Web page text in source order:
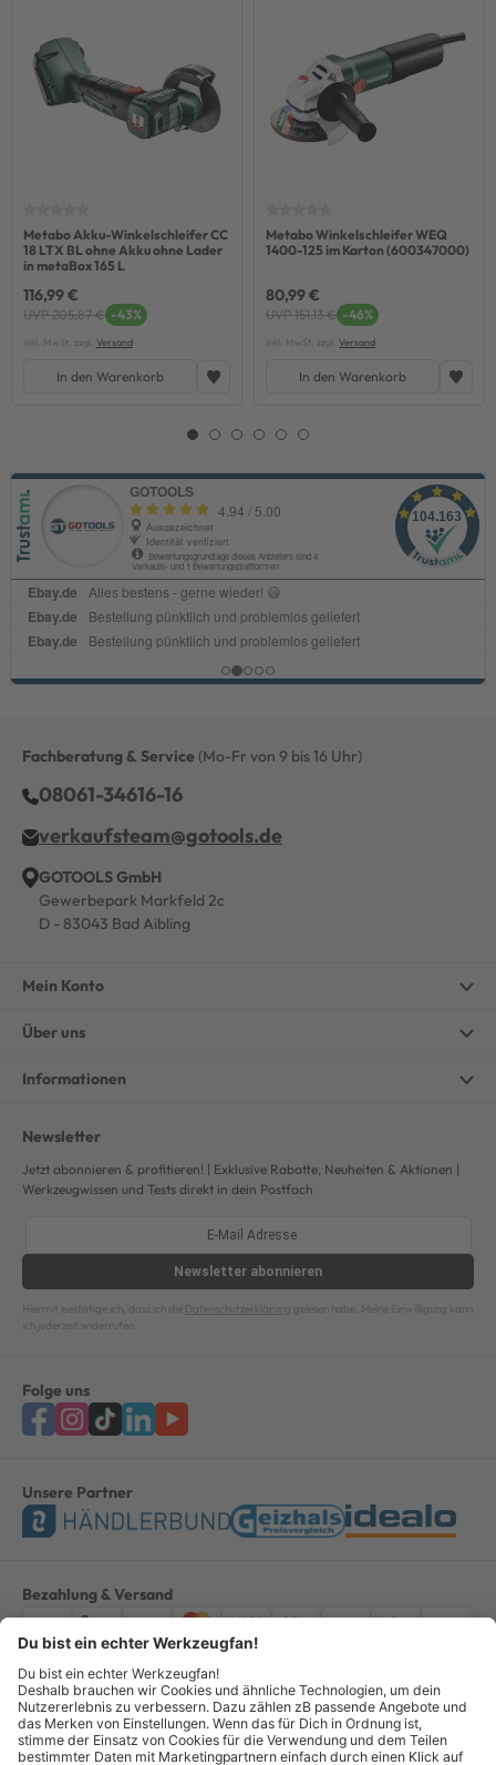
Metabo Akku-Winkelschleifer CC
18 LTX BL ohne Akku ohne Lader
in metaBox 165 L
116,99 €
UVP 205,87 € -43%
inkl. MwSt. zzgl. Versand
In den Warenkorb
Metabo Winkelschleifer WEQ
1400-125 im Karton (600347000)
80,99 €
UVP 151,13 € -46%
inkl. MwSt. zzgl. Versand
In den Warenkorb
Fachberatung & Service (Mo-Fr von 9 bis 16 Uhr)
08061-34616-16
verkaufsteam@gotools.de
GOTOOLS GmbH
Gewerbepark Markfeld 2c
D - 83043 Bad Aibling
Mein Konto
Über uns
Informationen
Newsletter
Jetzt abonnieren & profitieren! | Exklusive Rabatte, Neuheiten & Aktionen |
Werkzeugwissen und Tests direkt in dein Postfach
Newsletter abonnieren
Hiermit bestätige ich, dass ich die Datenschutzerklärung gelesen habe. Meine Einwilligung kann
ich jederzeit widerrufen.
Folge uns
Unsere Partner
Bezahlung & Versand
ImpressumAGBDatenschutzWiderruf Vertrag widerrufen
Alle Preise verstehen sich inkl. ges. MwSt. *Kostenloser Versand innerhalb
Deutschlands, bei Bestellungen ab 100,00 Euro.